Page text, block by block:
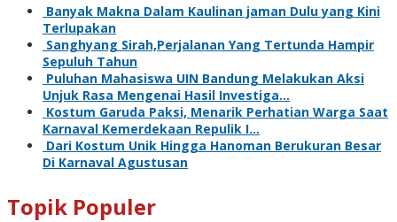
Banyak Makna Dalam Kaulinan jaman Dulu yang Kini
Terlupakan
Sanghyang Sirah,Perjalanan Yang Tertunda Hampir
Sepuluh Tahun
Puluhan Mahasiswa UIN Bandung Melakukan Aksi
Unjuk Rasa Mengenai Hasil Investiga…
Kostum Garuda Paksi, Menarik Perhatian Warga Saat
Karnaval Kemerdekaan Repulik I…
Dari Kostum Unik Hingga Hanoman Berukuran Besar
Di Karnaval Agustusan
Topik Populer